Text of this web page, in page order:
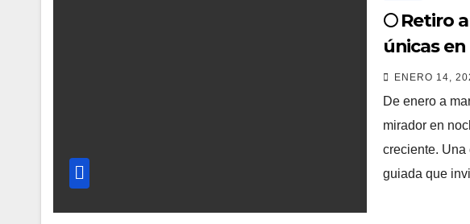
🌕 Retiro
únicas
ENERO 14,
De enero a
mirador en
creciente. Una
guiada que